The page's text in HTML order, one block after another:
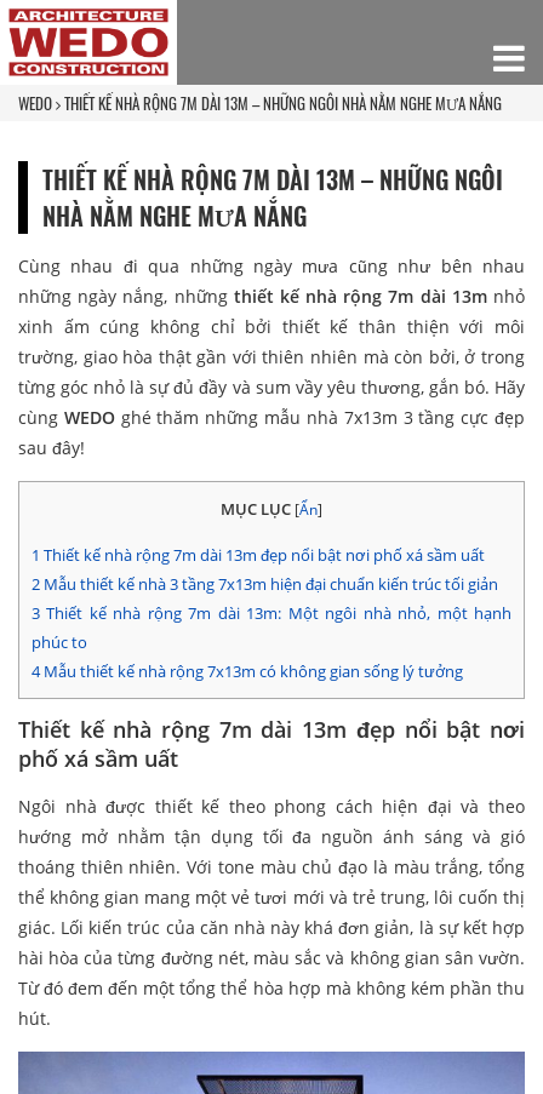
WEDO THIẾT KẾ NHÀ RỘNG 7M DÀI 13M – NHỮNG NGÔI NHÀ NẰM NGHE MƯA NẮNG
THIẾT KẾ NHÀ RỘNG 7M DÀI 13M – NHỮNG NGÔI
NHÀ NẰM NGHE MƯA NẮNG
Cùng nhau đi qua những ngày mưa cũng như bên nhau
những ngày nắng, những thiết kế nhà rộng 7m dài 13mnhỏ
xinh ấm cúng không chỉ bởi thiết kế thân thiện với môi
trường, giao hòa thật gần với thiên nhiên mà còn bởi, ở trong
từng góc nhỏ là sự đủ đầy và sum vầy yêu thương, gắn bó. Hãy
cùng WEDOghé thăm những mẫu nhà 7x13m 3 tầng cực đẹp
sau đây!
MỤC LỤC [Ẩn]
1 Thiết kế nhà rộng 7m dài 13m đẹp nổi bật nơi phố xá sầm uất
2 Mẫu thiết kế nhà 3 tầng 7x13m hiện đại chuẩn kiến trúc tối giản
3 Thiết kế nhà rộng 7m dài 13m: Một ngôi nhà nhỏ, một hạnh
phúc to
4Mẫu thiết kế nhà rộng 7x13m có không gian sống lý tưởng
Thiết kế nhà rộng 7m dài 13m đẹp nổi bật nơi
phố xá sầm uất
Ngôi nhà được thiết kế theo phong cách hiện đại và theo
hướng mở nhằm tận dụng tối đa nguồn ánh sáng và gió
thoáng thiên nhiên. Với tone màu chủ đạo là màu trắng, tổng
thể không gian mang một vẻ tươi mới và trẻ trung, lôi cuốn thị
giác. Lối kiến trúc của căn nhà này khá đơn giản, là sự kết hợp
hài hòa của từng đường nét, màu sắc và không gian sân vườn.
Từ đó đem đến một tổng thể hòa hợp mà không kém phần thu
hút.